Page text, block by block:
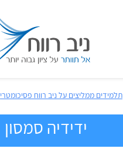
תלמידים ממליצים על ניב רווח פסיכומטרי
ידידיה סמסון